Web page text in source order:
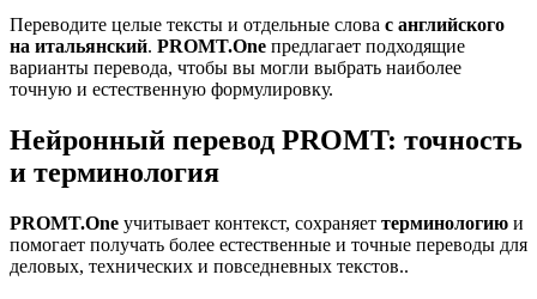
Переводите целые тексты и отдельные слова с английского
на итальянский. PROMT.One предлагает подходящие
варианты перевода, чтобы вы могли выбрать наиболее
точную и естественную формулировку.
Нейронный перевод PROMT: точность
и терминология
PROMT.One учитывает контекст, сохраняет терминологию и
помогает получать более естественные и точные переводы для
деловых, технических и повседневных текстов..